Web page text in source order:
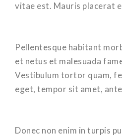
vitae est. Mauris placerat
Pellentesque habitant
et netus et malesuada
Vestibulum tortor quam,
eget, tempor sit amet,
Donec non enim in turpis